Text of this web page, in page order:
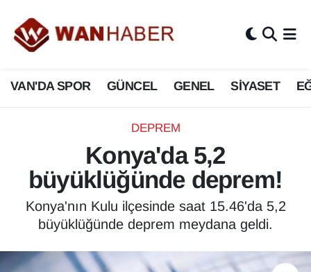
VAN'DA SPOR GÜNCEL GENEL SİYASET
DEPREM
Konya'da 5,2
büyüklüğünde deprem!
Konya'nın Kulu ilçesinde saat 15.46'da 5,2
büyüklüğünde deprem meydana geldi.
3.SAYFA
ASAYİŞ
BİLİM VE TEKNOLOJİ
Biyografi
Bölge Haberleri
ÇEVRE
Deprem
Van Nöbetçi Eczaneler
Van Hava Durumu
Van Namaz Vakitleri
Van Trafik Yoğunluk Haritası
Süper Lig Puan Durumu ve Fikstür
Tüm Manşetler
Son Dakika Haberleri